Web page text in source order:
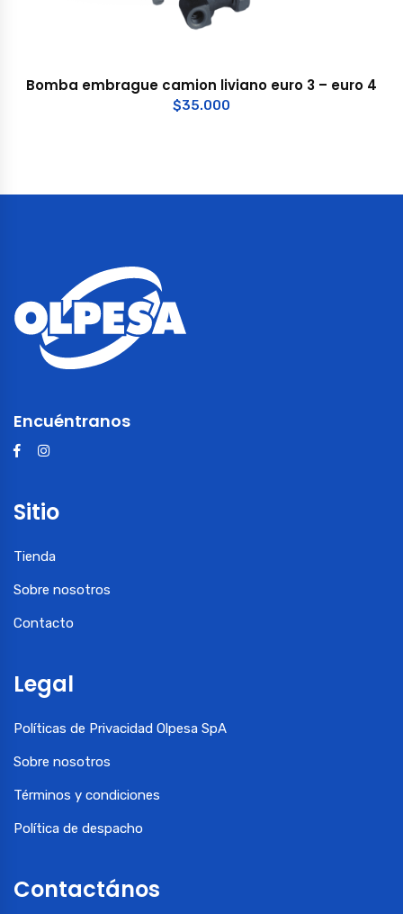
Bomba embrague camion liviano euro 3 – euro 4
$35.000
Encuéntranos
Sitio
Tienda
Sobre nosotros
Contacto
Legal
Políticas de Privacidad Olpesa SpA
Sobre nosotros
Términos y condiciones
Política de despacho
Contactános